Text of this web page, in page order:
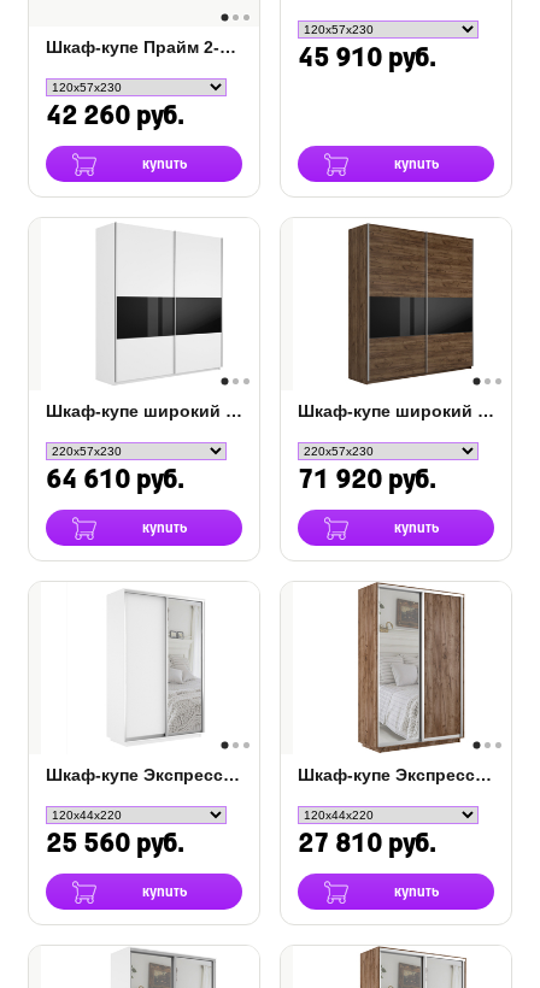
Шкаф-купе Прайм 2-х дверный (ЛДСП, белое стекло)
42 260 руб.
купить
45 910 руб.
купить
Шкаф-купе широкий Прайм 2-х дверный (фасад дсп/стекло белое/черное)
64 610 руб.
купить
Шкаф-купе широкий Прайм Люкс 2-х дверный (фасад дсп/стекло белое/черное)
71 920 руб.
купить
Шкаф-купе Экспресс 2-х дверный (ЛДСП, зеркало)
25 560 руб.
купить
Шкаф-купе Экспресс Люкс 2-х дверный (ЛДСП, зеркало)
27 810 руб.
купить